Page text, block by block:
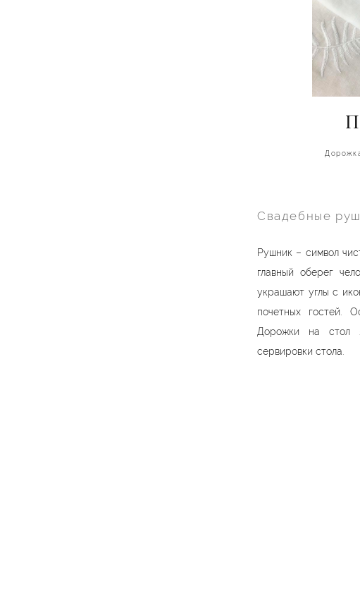
Свадебные
Рушник – символ
главный оберег
украшают углы с
почетных гостей.
Дорожки на стол
сервировки стола.